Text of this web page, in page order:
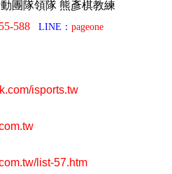
團隊領隊 熊彥棋教練
588 LINE ：pageone
isports.tw
list-57.htm